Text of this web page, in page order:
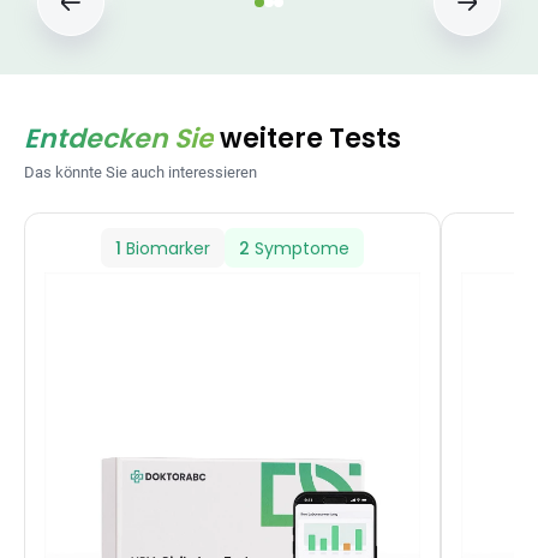
Entdecken Sieweitere Tests
Das könnte Sie auch interessieren
1 Biomarker 2 Symptome